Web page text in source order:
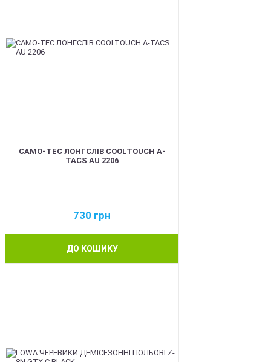
CAMO-TEC ЛОНГСЛІВ COOLTOUCH A-
TACS AU 2206
730 грн
ДО КОШИКУ